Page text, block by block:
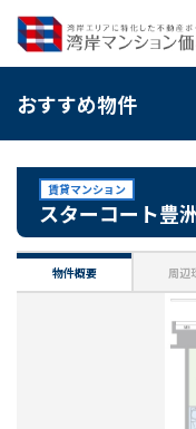
おすすめ物件
賃貸マンション
スターコート豊
物件概要 周辺